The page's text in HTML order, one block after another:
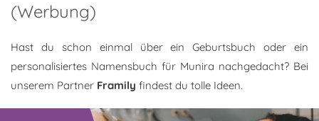
(Werbung)
Hast du schon einmal über ein Geburtsbuch oder ein
personalisiertes Namensbuch für Munira nachgedacht? Bei
unserem Partner Framily findest du tolle Ideen.